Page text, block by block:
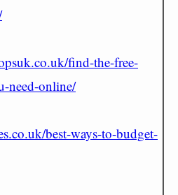
find-the-free-
need-online/
best-ways-to-budget-